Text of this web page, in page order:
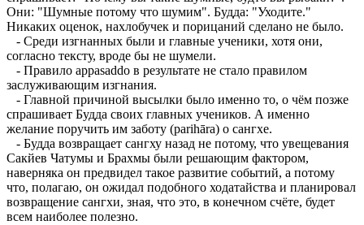
Они: "Шумные потому что шумим". Будда: "Уходите."
Никаких оценок, нахлобучек и порицаний сделано не было.
- Среди изгнанных были и главные ученики, хотя они,
согласно тексту, вроде бы не шумели.
- Правило appasaddo в результате не стало правилом
заслуживающим изгнания.
- Главной причиной высылки было именно то, о чём позже
спрашивает Будда своих главных учеников. А именно
желание поручить им заботу (parihāra) о сангхе.
- Будда возвращает сангху назад не потому, что увещевания
Сакйев Чатумы и Брахмы были решающим фактором,
наверняка он предвидел такое развитие событий, а потому
что, полагаю, он ожидал подобного ходатайства и планировал
возвращение сангхи, зная, что это, в конечном счёте, будет
всем наиболее полезно.